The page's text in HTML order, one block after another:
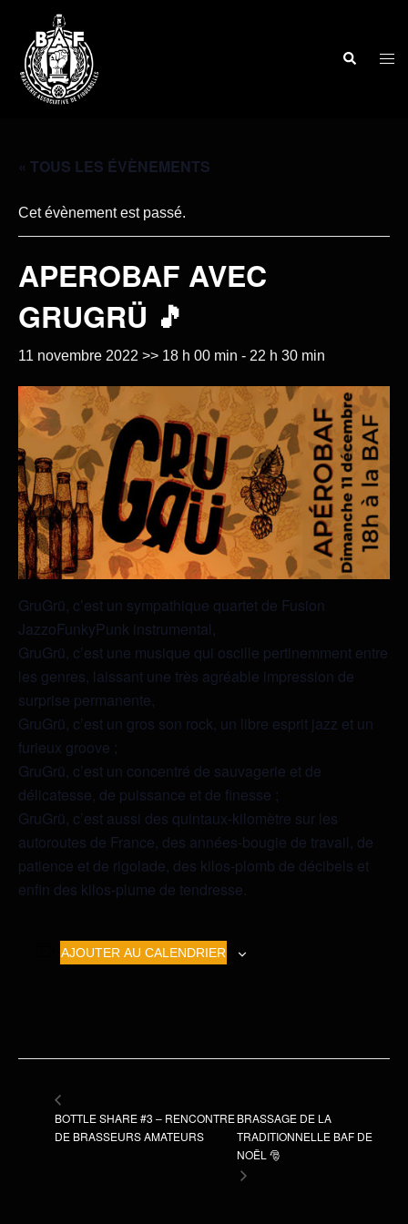
« TOUS LES ÉVÈNEMENTS
Cet évènement est passé.
APEROBAF AVEC
GRUGRÜ 🎵
11 novembre 2022 >> 18 h 00 min - 22 h 30 min
GruGrü, c’est un sympathique quartet de Fusion
JazzoFunkyPunk instrumental,
GruGrü, c’est une musique qui oscille pertinemment entre
les genres, laissant une très agréable impression de
surprise permanente,
GruGrü, c’est un gros son rock, un libre esprit jazz et un
furieux groove ;
GruGrü, c’est un concentré de sauvagerie et de
délicatesse, de puissance et de finesse ;
GruGrü, c’est aussi des quintaux-kilomètre sur les
autoroutes de France, des années-bougie de travail, de
patience et de rigolade, des kilos-plomb de décibels et
enfin des kilos-plume de tendresse.
AJOUTER AU CALENDRIER
BOTTLE SHARE #3 – RENCONTRE
DE BRASSEURS AMATEURS
BRASSAGE DE LA
TRADITIONNELLE BAF DE
NOËL 🎅